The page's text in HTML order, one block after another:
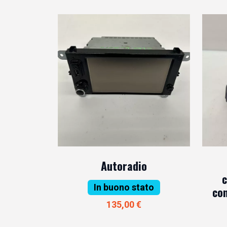
Autoradio
In buono stato
135,00 €